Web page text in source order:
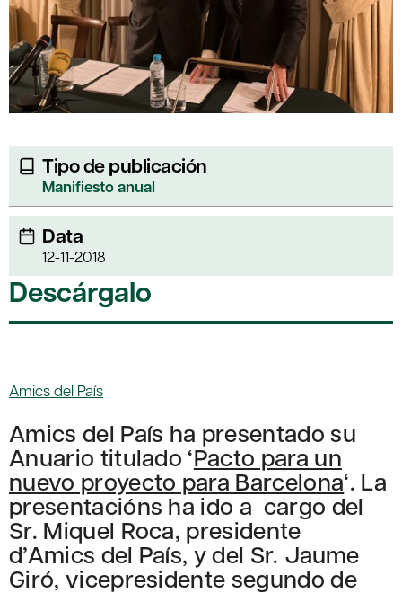
Tipo de publicación
Manifiesto anual
Data
12-11-2018
Descárgalo
Amics del País
Amics del País ha presentado su
Anuario titulado ‘Pacto para un
nuevo proyecto para Barcelona‘. La
presentacións ha ido a cargo del
Sr. Miquel Roca, presidente
d’Amics del País, y del Sr. Jaume
Giró, vicepresidente segundo de